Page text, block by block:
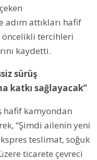
adım attıkları hafif
tercihleri
kaydetti.
sürüş
katkı sağlayacak”
hafif kamyondan
“Şimdi ailenin yeni
teslimat, soğuk
ticarete çevreci